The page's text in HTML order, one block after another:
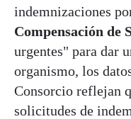
indemnizaciones
Compensación de
urgentes" para dar
organismo, los
Consorcio reflejan
solicitudes de